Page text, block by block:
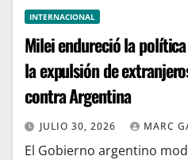
INTERNACIONAL
Milei endureció la
la expulsión de
contra Argentina
JULIO 30, 2026 MARC
El Gobierno argentino